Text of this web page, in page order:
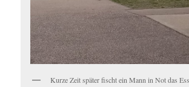
Kurze Zeit später fischt ein Mann in Not das